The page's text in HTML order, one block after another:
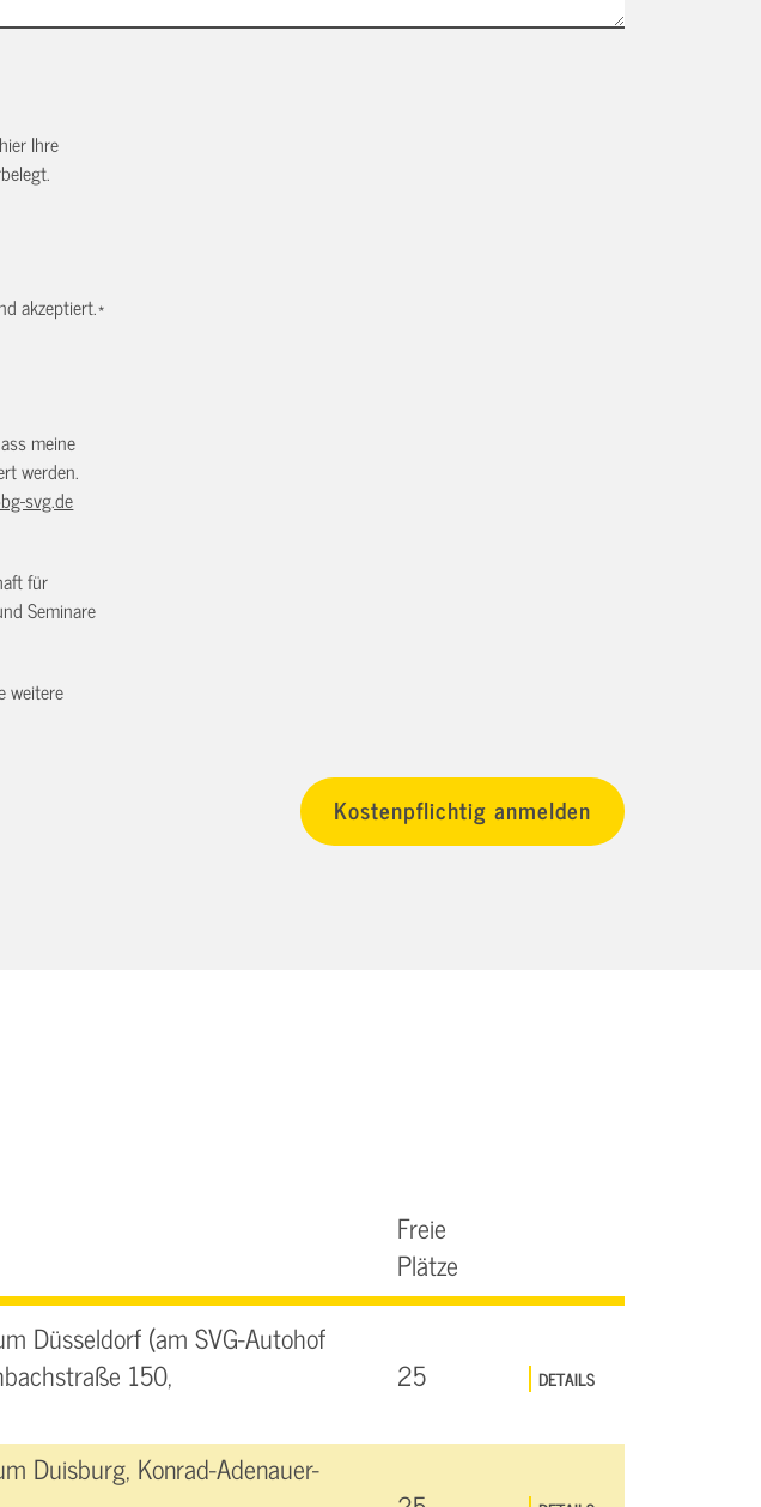
Ihre
akzeptiert.*
meine
werden.
svg.de
für
Seminare
weitere
Freie
Plätze
Düsseldorf (am SVG-Autohof
150,
25 DETAILS
Duisburg, Konrad-Adenauer-